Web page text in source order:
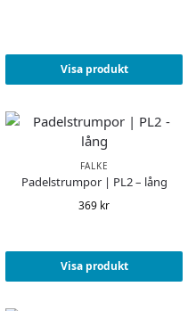
Visa produkt
FALKE
Padelstrumpor | PL2 – lång
369 kr
Visa produkt